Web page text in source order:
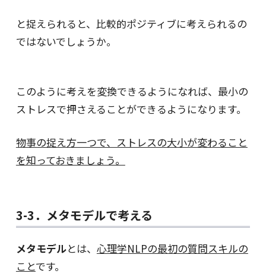
と捉えられると、比較的ポジティブに考えられるの
ではないでしょうか。
このように考えを変換できるようになれば、最小の
ストレスで押さえることができるようになります。
物事の捉え方一つで、ストレスの大小が変わること
を知っておきましょう。
3-3．メタモデルで考える
メタモデルとは、 心理学NLPの最初の質問スキルの
ことです。